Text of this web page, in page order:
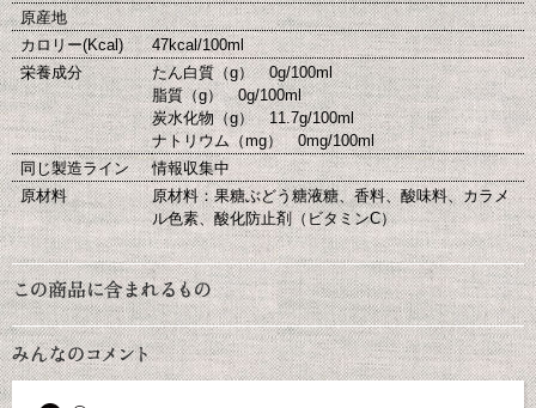
原産地
カロリー(Kcal)
47kcal/100ml
栄養成分
たん白質（g） 0g/100ml
脂質（g） 0g/100ml
炭水化物（g） 11.7g/100ml
ナトリウム（mg） 0mg/100ml
同じ製造ライン
情報収集中
原材料
原材料：果糖ぶどう糖液糖、香料、酸味料、カラメ
ル色素、酸化防止剤（ビタミンC）